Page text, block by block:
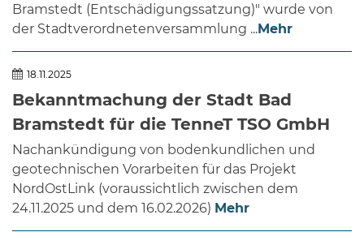
Bramstedt (Entschädigungssatzung)" wurde von
der Stadtverordnetenversammlung ...Mehr
18.11.2025
Bekanntmachung der Stadt Bad
Bramstedt für die TenneT TSO GmbH
Nachankündigung von bodenkundlichen und
geotechnischen Vorarbeiten für das Projekt
NordOstLink (voraussichtlich zwischen dem
24.11.2025 und dem 16.02.2026) Mehr